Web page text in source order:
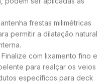
frestas milimétricas
permitir a dilatação natural
Finalize com lixamento fino e
para realçar os veios
específicos para deck